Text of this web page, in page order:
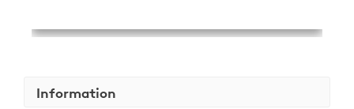
Information